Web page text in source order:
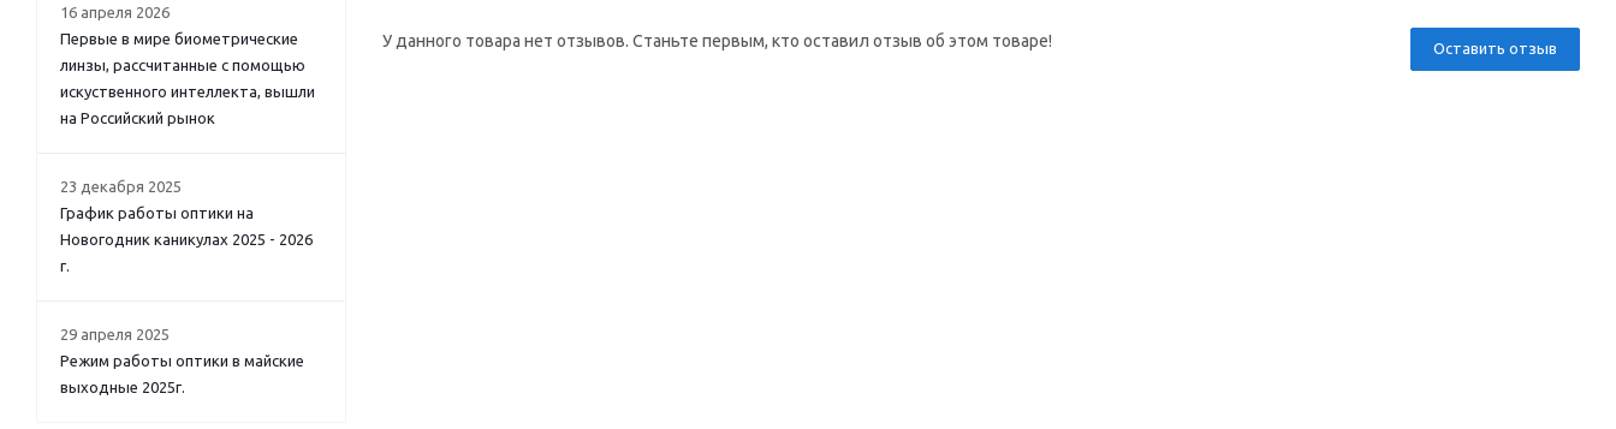
Оставить отзыв
У данного товара нет отзывов. Станьте первым, кто оставил отзыв об этом товаре!
16 апреля 2026
Первые в мире биометрические
линзы, рассчитанные с помощью
искуственного интеллекта, вышли
на Российский рынок
23 декабря 2025
График работы оптики на
Новогодник каникулах 2025 - 2026
г.
29 апреля 2025
Режим работы оптики в майские
выходные 2025г.